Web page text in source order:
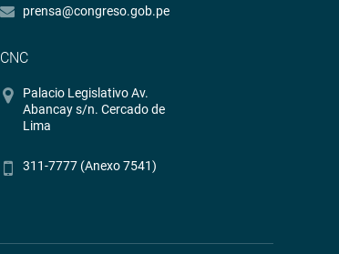
prensa@congreso.gob.pe
CNC
Palacio Legislativo Av.
Abancay s/n. Cercado de
Lima
311-7777 (Anexo 7541)